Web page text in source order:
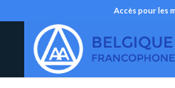
Accès pour les